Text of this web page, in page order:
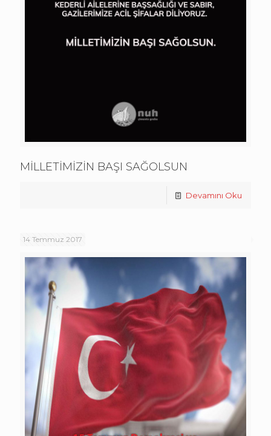
MİLLETİMİZİN BAŞI SAĞOLSUN
Devamını Oku
14 Temmuz 2017